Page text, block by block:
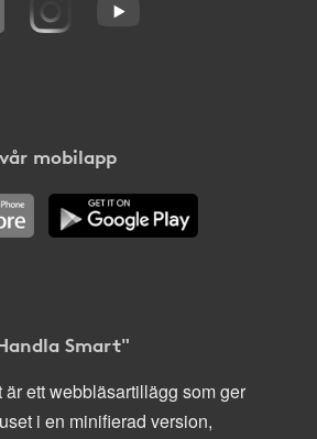
mobilapp
Smart"
är ett webbläsartillägg som ger
i en minifierad version,